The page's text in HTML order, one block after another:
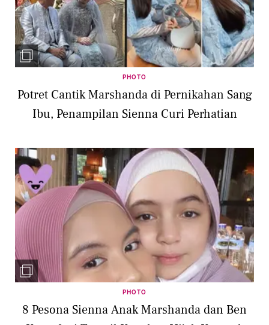
PHOTO
Potret Cantik Marshanda di Pernikahan Sang
Ibu, Penampilan Sienna Curi Perhatian
PHOTO
8 Pesona Sienna Anak Marshanda dan Ben